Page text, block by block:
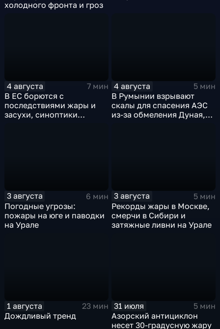
холодного фронта и гроз
4 августа
7 мин
В ЕС борются с
последствиями жары и
засухи, синоптики
4 августа
5 мин
В Румынии взрывают
скалы для спасения АЭС
из-за обмеления Дуная,
3 августа
6 мин
Погодные угрозы:
пожары на юге и паводки
на Урале
3 августа
5 мин
Рекорды жары в Москве,
смерчи в Сибири и
затяжные ливни на Урале
1 августа
23 мин
Дождливый тренд
31 июля
5 мин
Азорский антициклон
несет 30-градусную жару